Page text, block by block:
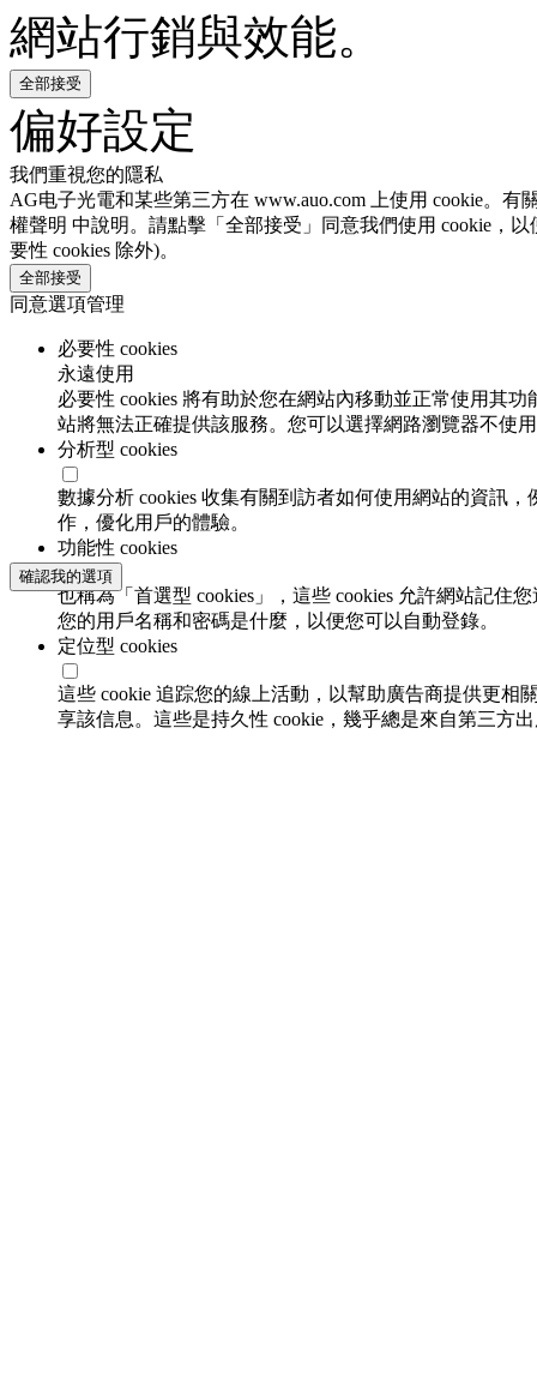
網站行銷與效能。
全部接受
偏好設定
我們重視您的隱私
AG电子光電和某些第三方在 www.auo.com 上使用 cookie。
權聲明 中說明。請點擊「全部接受」同意我們使用 cookie，
要性 cookies 除外)。
全部接受
同意選項管理
必要性 cookies
永遠使用
必要性 cookies 將有助於您在網站內移動並正常使用其
站將無法正確提供該服務。您可以選擇網路瀏覽器不使
分析型 cookies
數據分析 cookies 收集有關到訪者如何使用網站的資訊
作，優化用戶的體驗。
功能性 cookies
也稱為「首選型 cookies」，這些 cookies 允許網站記
您的用戶名稱和密碼是什麼，以便您可以自動登錄。
定位型 cookies
這些 cookie 追踪您的線上活動，以幫助廣告商提供更相
享該信息。這些是持久性 cookie，幾乎總是來自第三方
確認我的選項